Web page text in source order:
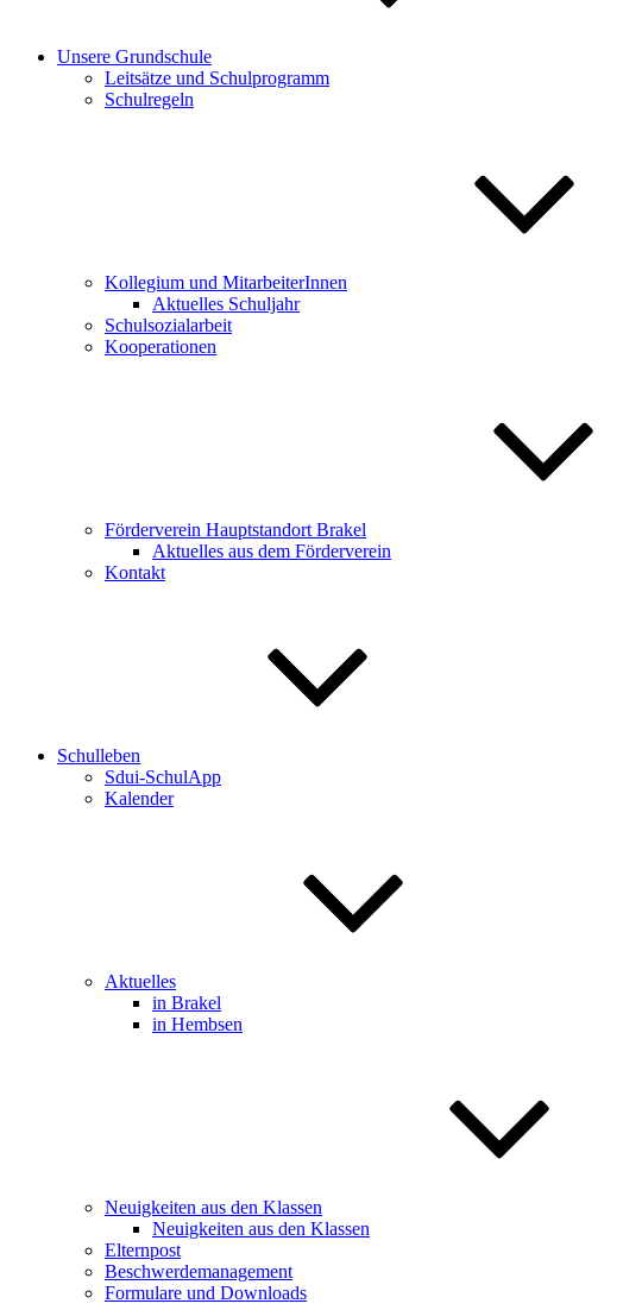
Unsere Grundschule
Leitsätze und Schulprogramm
Schulregeln
Kollegium und MitarbeiterInnen
Aktuelles Schuljahr
Schulsozialarbeit
Kooperationen
Förderverein Hauptstandort Brakel
Aktuelles aus dem Förderverein
Kontakt
Schulleben
Sdui-SchulApp
Kalender
Aktuelles
in Brakel
in Hembsen
Neuigkeiten aus den Klassen
Neuigkeiten aus den Klassen
Elternpost
Beschwerdemanagement
Formulare und Downloads